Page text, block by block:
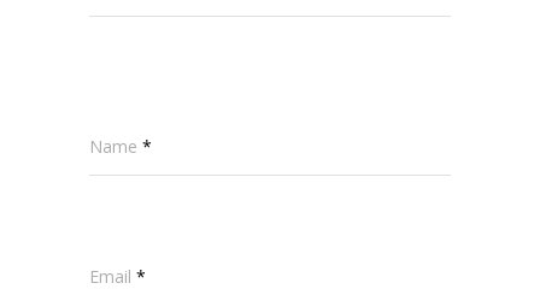
Name *
Email *